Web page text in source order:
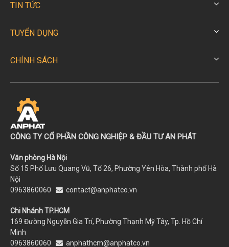
TIN TỨC
TUYỂN DỤNG
CHÍNH SÁCH
CÔNG TY CỔ PHẦN CÔNG NGHIỆP & ĐẦU TƯ AN PHÁT
Văn phòng Hà Nội
Số 15 Phố Lưu Quang Vũ, Tổ 26, Phường Yên Hòa, Thành phố Hà
Nội
0963860060
contact@anphatco.vn
Chi Nhánh TP.HCM
169 Đường Nguyễn Gia Trí, Phường Thạnh Mỹ Tây, Tp. Hồ Chí
Minh
0963860060
anphathcm@anphatco.vn